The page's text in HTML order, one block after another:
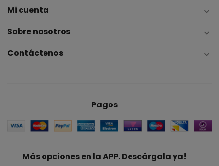
Mi cuenta 
Sobre nosotros 
Contáctenos 
Pagos
Más opciones en la APP. Descárgala ya!